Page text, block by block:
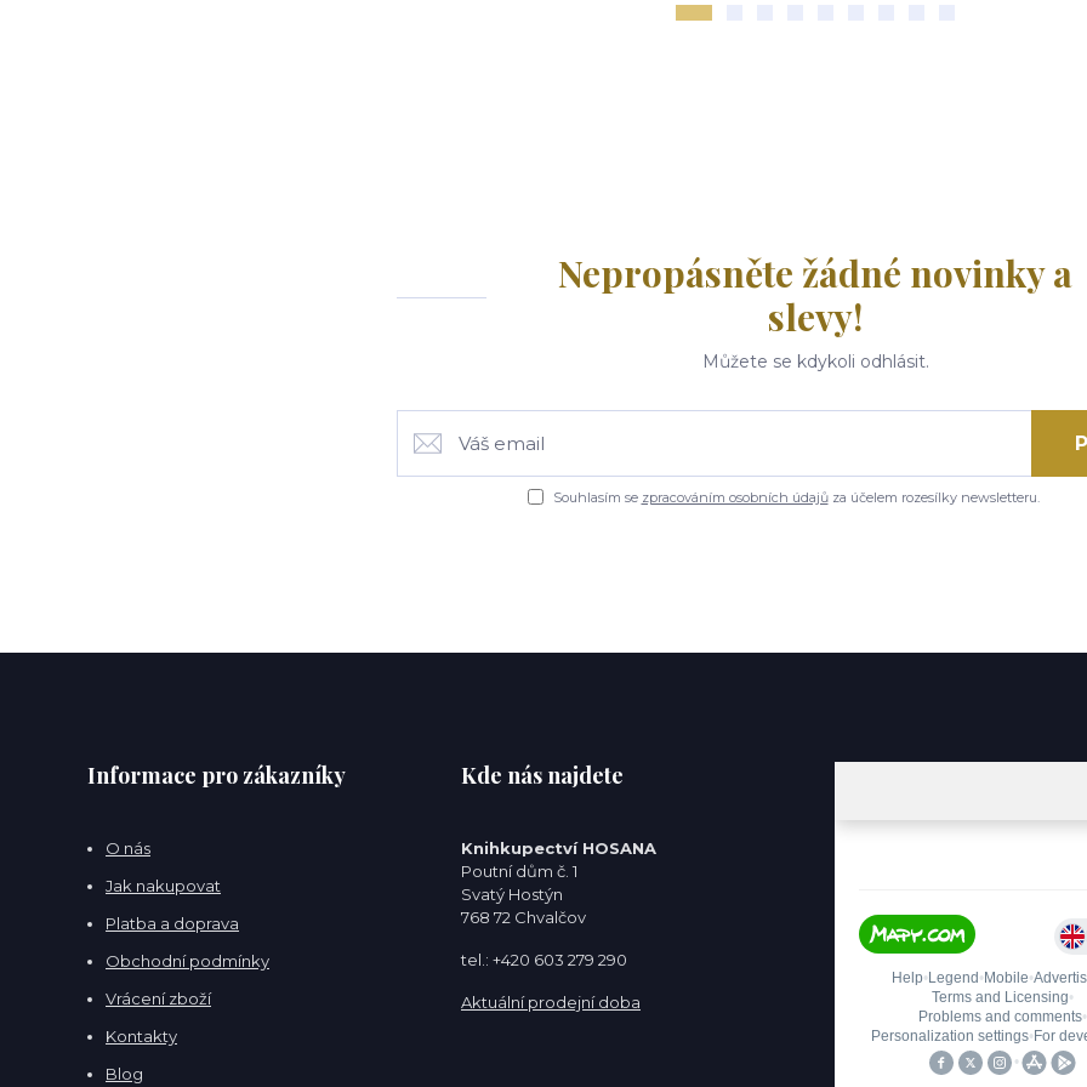
Nepropásněte žádné novinky a
slevy!
Můžete se kdykoli odhlásit.
Souhlasím se zpracováním osobních údajůza účelem rozesílky newsletteru.
Informace pro zákazníky
O nás
Jak nakupovat
Platba a doprava
Obchodní podmínky
Vrácení zboží
Kontakty
Blog
Kde nás najdete
Knihkupectví HOSANA
Poutní dům č. 1
Svatý Hostýn
768 72 Chvalčov
tel.: +420 603 279 290
Aktuální prodejní doba